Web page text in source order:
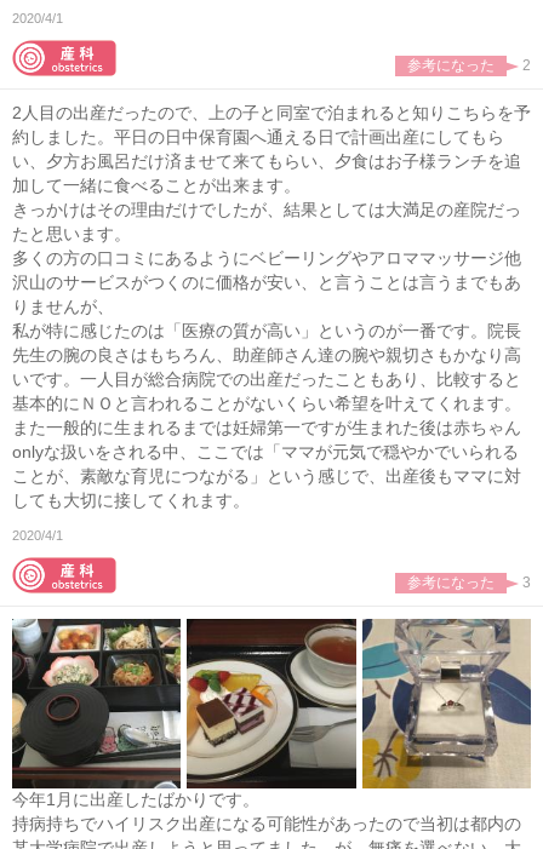
2020/4/1
参考になった 2
2人目の出産だったので、上の子と同室で泊まれると知りこちらを予
約しました。平日の日中保育園へ通える日で計画出産にしてもら
い、夕方お風呂だけ済ませて来てもらい、夕食はお子様ランチを追
加して一緒に食べることが出来ます。
きっかけはその理由だけでしたが、結果としては大満足の産院だっ
たと思います。
多くの方の口コミにあるようにベビーリングやアロママッサージ他
沢山のサービスがつくのに価格が安い、と言うことは言うまでもあ
りませんが、
私が特に感じたのは「医療の質が高い」というのが一番です。院長
先生の腕の良さはもちろん、助産師さん達の腕や親切さもかなり高
いです。一人目が総合病院での出産だったこともあり、比較すると
基本的にＮＯと言われることがないくらい希望を叶えてくれます。
また一般的に生まれるまでは妊婦第一ですが生まれた後は赤ちゃん
onlyな扱いをされる中、ここでは「ママが元気で穏やかでいられる
ことが、素敵な育児につながる」という感じで、出産後もママに対
しても大切に接してくれます。
2020/4/1
参考になった 3
今年1月に出産したばかりです。
持病持ちでハイリスク出産になる可能性があったので当初は都内の